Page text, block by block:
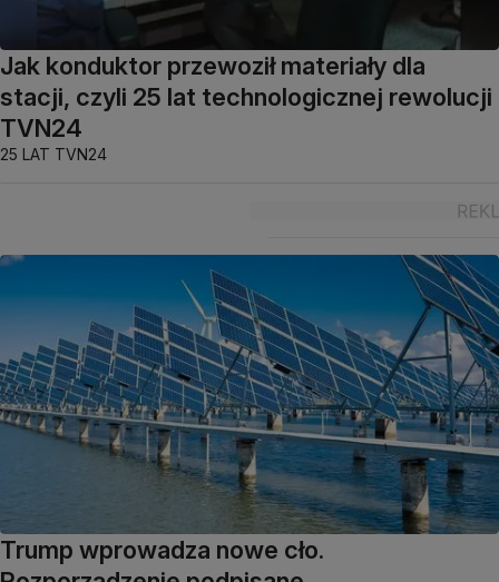
Jak konduktor przewoził materiały dla
stacji, czyli 25 lat technologicznej rewolucji
TVN24
25 LAT TVN24
Trump wprowadza nowe cło.